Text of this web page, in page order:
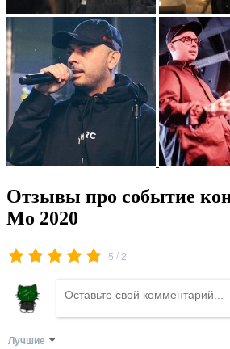
Отзывы про событие
Мо 2020
5 /2
Лучшие